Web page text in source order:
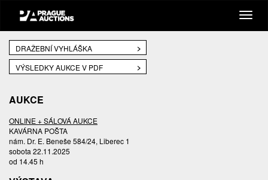
DRAŽEBNÍ VYHLÁŠKA
VÝSLEDKY AUKCE V PDF
AUKCE
ONLINE + SÁLOVÁ AUKCE
KAVÁRNA POŠTA
nám. Dr. E. Beneše 584/24, Liberec 1
sobota 22.11.2025
od 14.45 h